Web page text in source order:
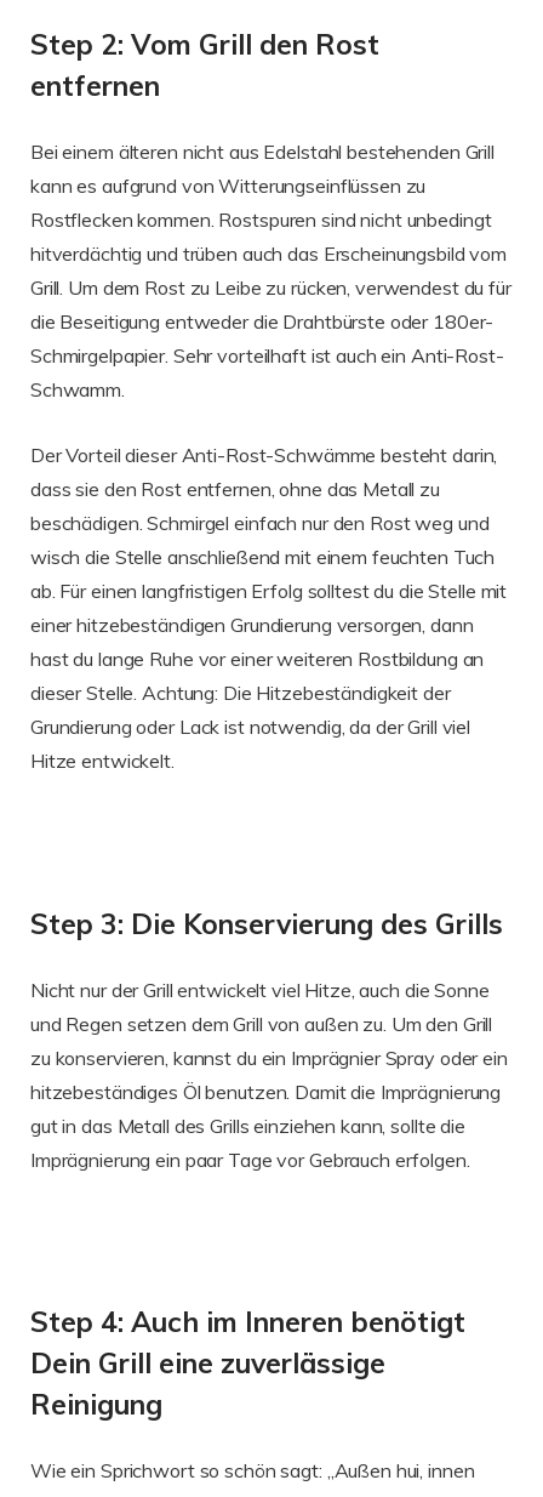
Step 2: Vom Grill den Rost
entfernen
Bei einem älteren nicht aus Edelstahl bestehenden Grill
kann es aufgrund von Witterungseinflüssen zu
Rostflecken kommen. Rostspuren sind nicht unbedingt
hitverdächtig und trüben auch das Erscheinungsbild vom
Grill. Um dem Rost zu Leibe zu rücken, verwendest du für
die Beseitigung entweder die Drahtbürste oder 180er-
Schmirgelpapier. Sehr vorteilhaft ist auch ein Anti-Rost-
Schwamm.
Der Vorteil dieser Anti-Rost-Schwämme besteht darin,
dass sie den Rost entfernen, ohne das Metall zu
beschädigen. Schmirgel einfach nur den Rost weg und
wisch die Stelle anschließend mit einem feuchten Tuch
ab. Für einen langfristigen Erfolg solltest du die Stelle mit
einer hitzebeständigen Grundierung versorgen, dann
hast du lange Ruhe vor einer weiteren Rostbildung an
dieser Stelle. Achtung: Die Hitzebeständigkeit der
Grundierung oder Lack ist notwendig, da der Grill viel
Hitze entwickelt.
Step 3: Die Konservierung des Grills
Nicht nur der Grill entwickelt viel Hitze, auch die Sonne
und Regen setzen dem Grill von außen zu. Um den Grill
zu konservieren, kannst du ein Imprägnier Spray oder ein
hitzebeständiges Öl benutzen. Damit die Imprägnierung
gut in das Metall des Grills einziehen kann, sollte die
Imprägnierung ein paar Tage vor Gebrauch erfolgen.
Step 4: Auch im Inneren benötigt
Dein Grill eine zuverlässige
Reinigung
Wie ein Sprichwort so schön sagt: „Außen hui, innen